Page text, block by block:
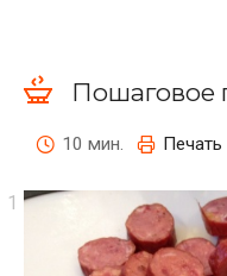
Пошаговое
10 мин. Печать